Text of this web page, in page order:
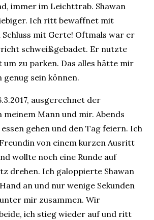
immer im Leichttrab. Shawan
Ich ritt bewaffnet mit
Schluss mit Gerte! Oftmals war er
schweißgebadet. Er nutzte
um zu parken. Das alles hätte mir
genug sein können.
ausgerechnet der
Mann und mir. Abends
gehen und den Tag feiern. Ich
von einem kurzen Ausritt
wollte noch eine Runde auf
drehen. Ich galoppierte Shawan
an und nur wenige Sekunden
mir zusammen. Wir
ich stieg wieder auf und ritt